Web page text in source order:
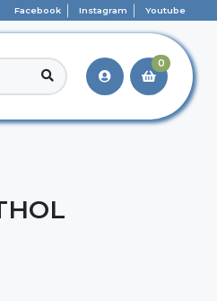
Facebook Instagram Youtube
0